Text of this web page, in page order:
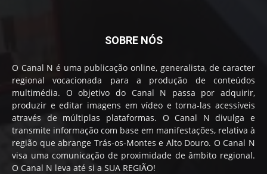
SOBRE NÓS
O Canal N é uma publicação online, generalista, de caracter
regional vocacionada para a produção de conteúdos
multimédia. O objetivo do Canal N passa por adquirir,
produzir e editar imagens em vídeo e torna-las acessíveis
através de múltiplas plataformas. O Canal N divulga e
transmite informação com base em manifestações, relativa à
região que abrange Trás-os-Montes e Alto Douro. O Canal N
visa uma comunicação de proximidade de âmbito regional.
O Canal N leva até si a SUA REGIÃO!